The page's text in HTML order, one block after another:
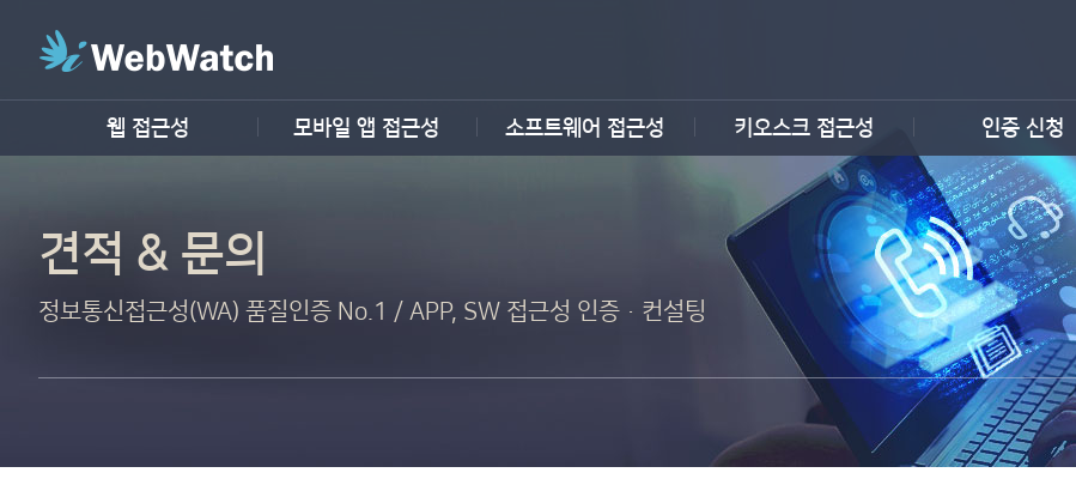
웹 접근성 모바일 앱 접근성 소프트웨어 접근성 키오스크 접근성 인증 신청
견적 & 문의
정보통신접근성(WA) 품질인증 No.1 / APP, SW 접근성 인증·컨설팅